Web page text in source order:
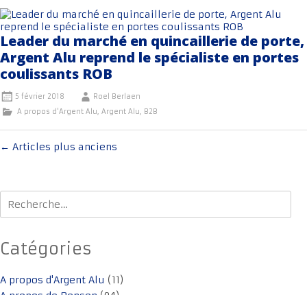
Leader du marché en quincaillerie de porte,
Argent Alu reprend le spécialiste en portes
coulissants ROB
5 février 2018
Roel Berlaen
A propos d'Argent Alu, Argent Alu, B2B
Navigation
des
← Articles plus anciens
Rechercher :
Catégories
A propos d'Argent Alu (11)